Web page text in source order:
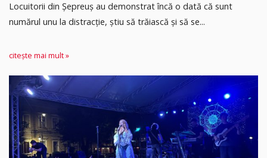
Locuitorii din Șepreuș au demonstrat încă o dată că sunt
numărul unu la distracție, știu să trăiască și să se...
citește mai mult »